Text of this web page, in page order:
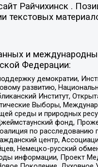
Райчихинск .
текстовых
и
Федерации:
демократии,
развитию,
Институт,
Выборы,
среды и природных
фонд,
по
центр,
Немецко-русский
информации, Проект